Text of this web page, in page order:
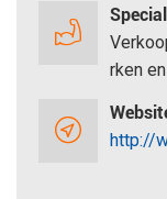
rken
http://